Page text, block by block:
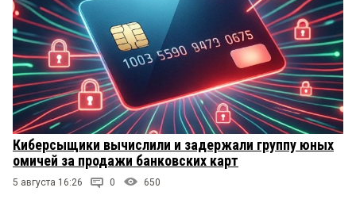
Киберсыщики вычислили и задержали группу юных
омичей за продажи банковских карт
5 августа 16:26 0 650